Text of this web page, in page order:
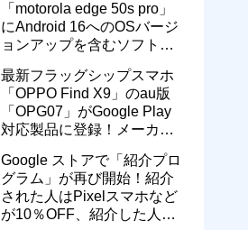
「motorola edge 50s pro」
にAndroid 16へのOSバージ
ョンアップを含むソフトウ
最新フラッグシップスマホ
「OPPO Find X9」のau版
「OPG07」がGoogle Play
対応製品に登録！メーカー
売へ
Google ストアで「紹介プロ
グラム」が再び開始！紹介
された人はPixelスマホなど
が10％OFF、紹介した人は